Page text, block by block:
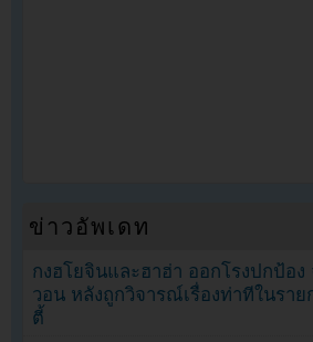
ข่าวอัพเดท
กงฮโยจินและฮาฮ่า ออกโรงปกป้อง
วอน หลังถูกวิจารณ์เรื่องท่าทีในราย
ตี้